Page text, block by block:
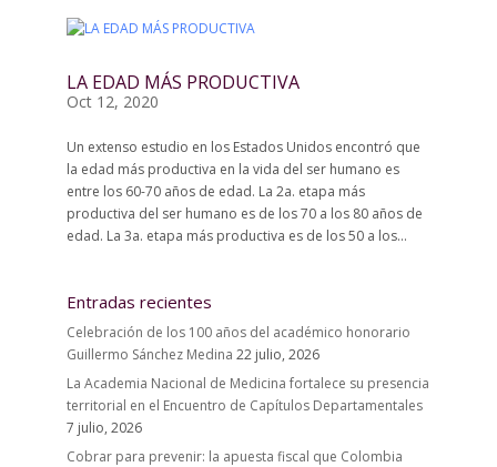
LA EDAD MÁS PRODUCTIVA
Oct 12, 2020
Un extenso estudio en los Estados Unidos encontró que
la edad más productiva en la vida del ser humano es
entre los 60-70 años de edad. La 2a. etapa más
productiva del ser humano es de los 70 a los 80 años de
edad. La 3a. etapa más productiva es de los 50 a los...
Entradas recientes
Celebración de los 100 años del académico honorario
Guillermo Sánchez Medina 22 julio, 2026
La Academia Nacional de Medicina fortalece su presencia
territorial en el Encuentro de Capítulos Departamentales
7 julio, 2026
Cobrar para prevenir: la apuesta fiscal que Colombia